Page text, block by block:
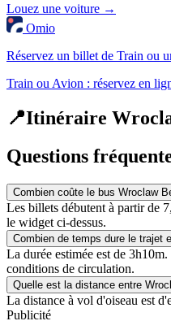
Louez une voiture →
Omio
Réservez un billet de Train ou
Train ou Avion : réservez en
📍Itinéraire
Questions
Combien coûte le bus Wroclaw
Les billets débutent à partir de
le widget ci-dessus.
Combien de temps dure le trajet
La durée estimée est de
conditions de circulation.
Quelle est la distance entre
La distance à vol d'oiseau est
Publicité